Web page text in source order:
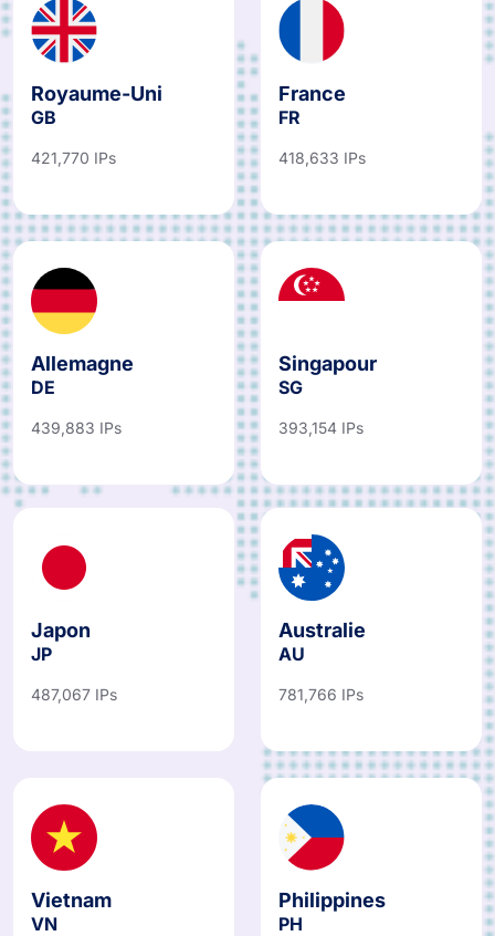
Royaume-Uni
GB
421,770 IPs
France
FR
418,633 IPs
Allemagne
DE
439,883 IPs
Singapour
SG
393,154 IPs
Japon
JP
487,067 IPs
Australie
AU
781,766 IPs
Vietnam
VN
Philippines
PH